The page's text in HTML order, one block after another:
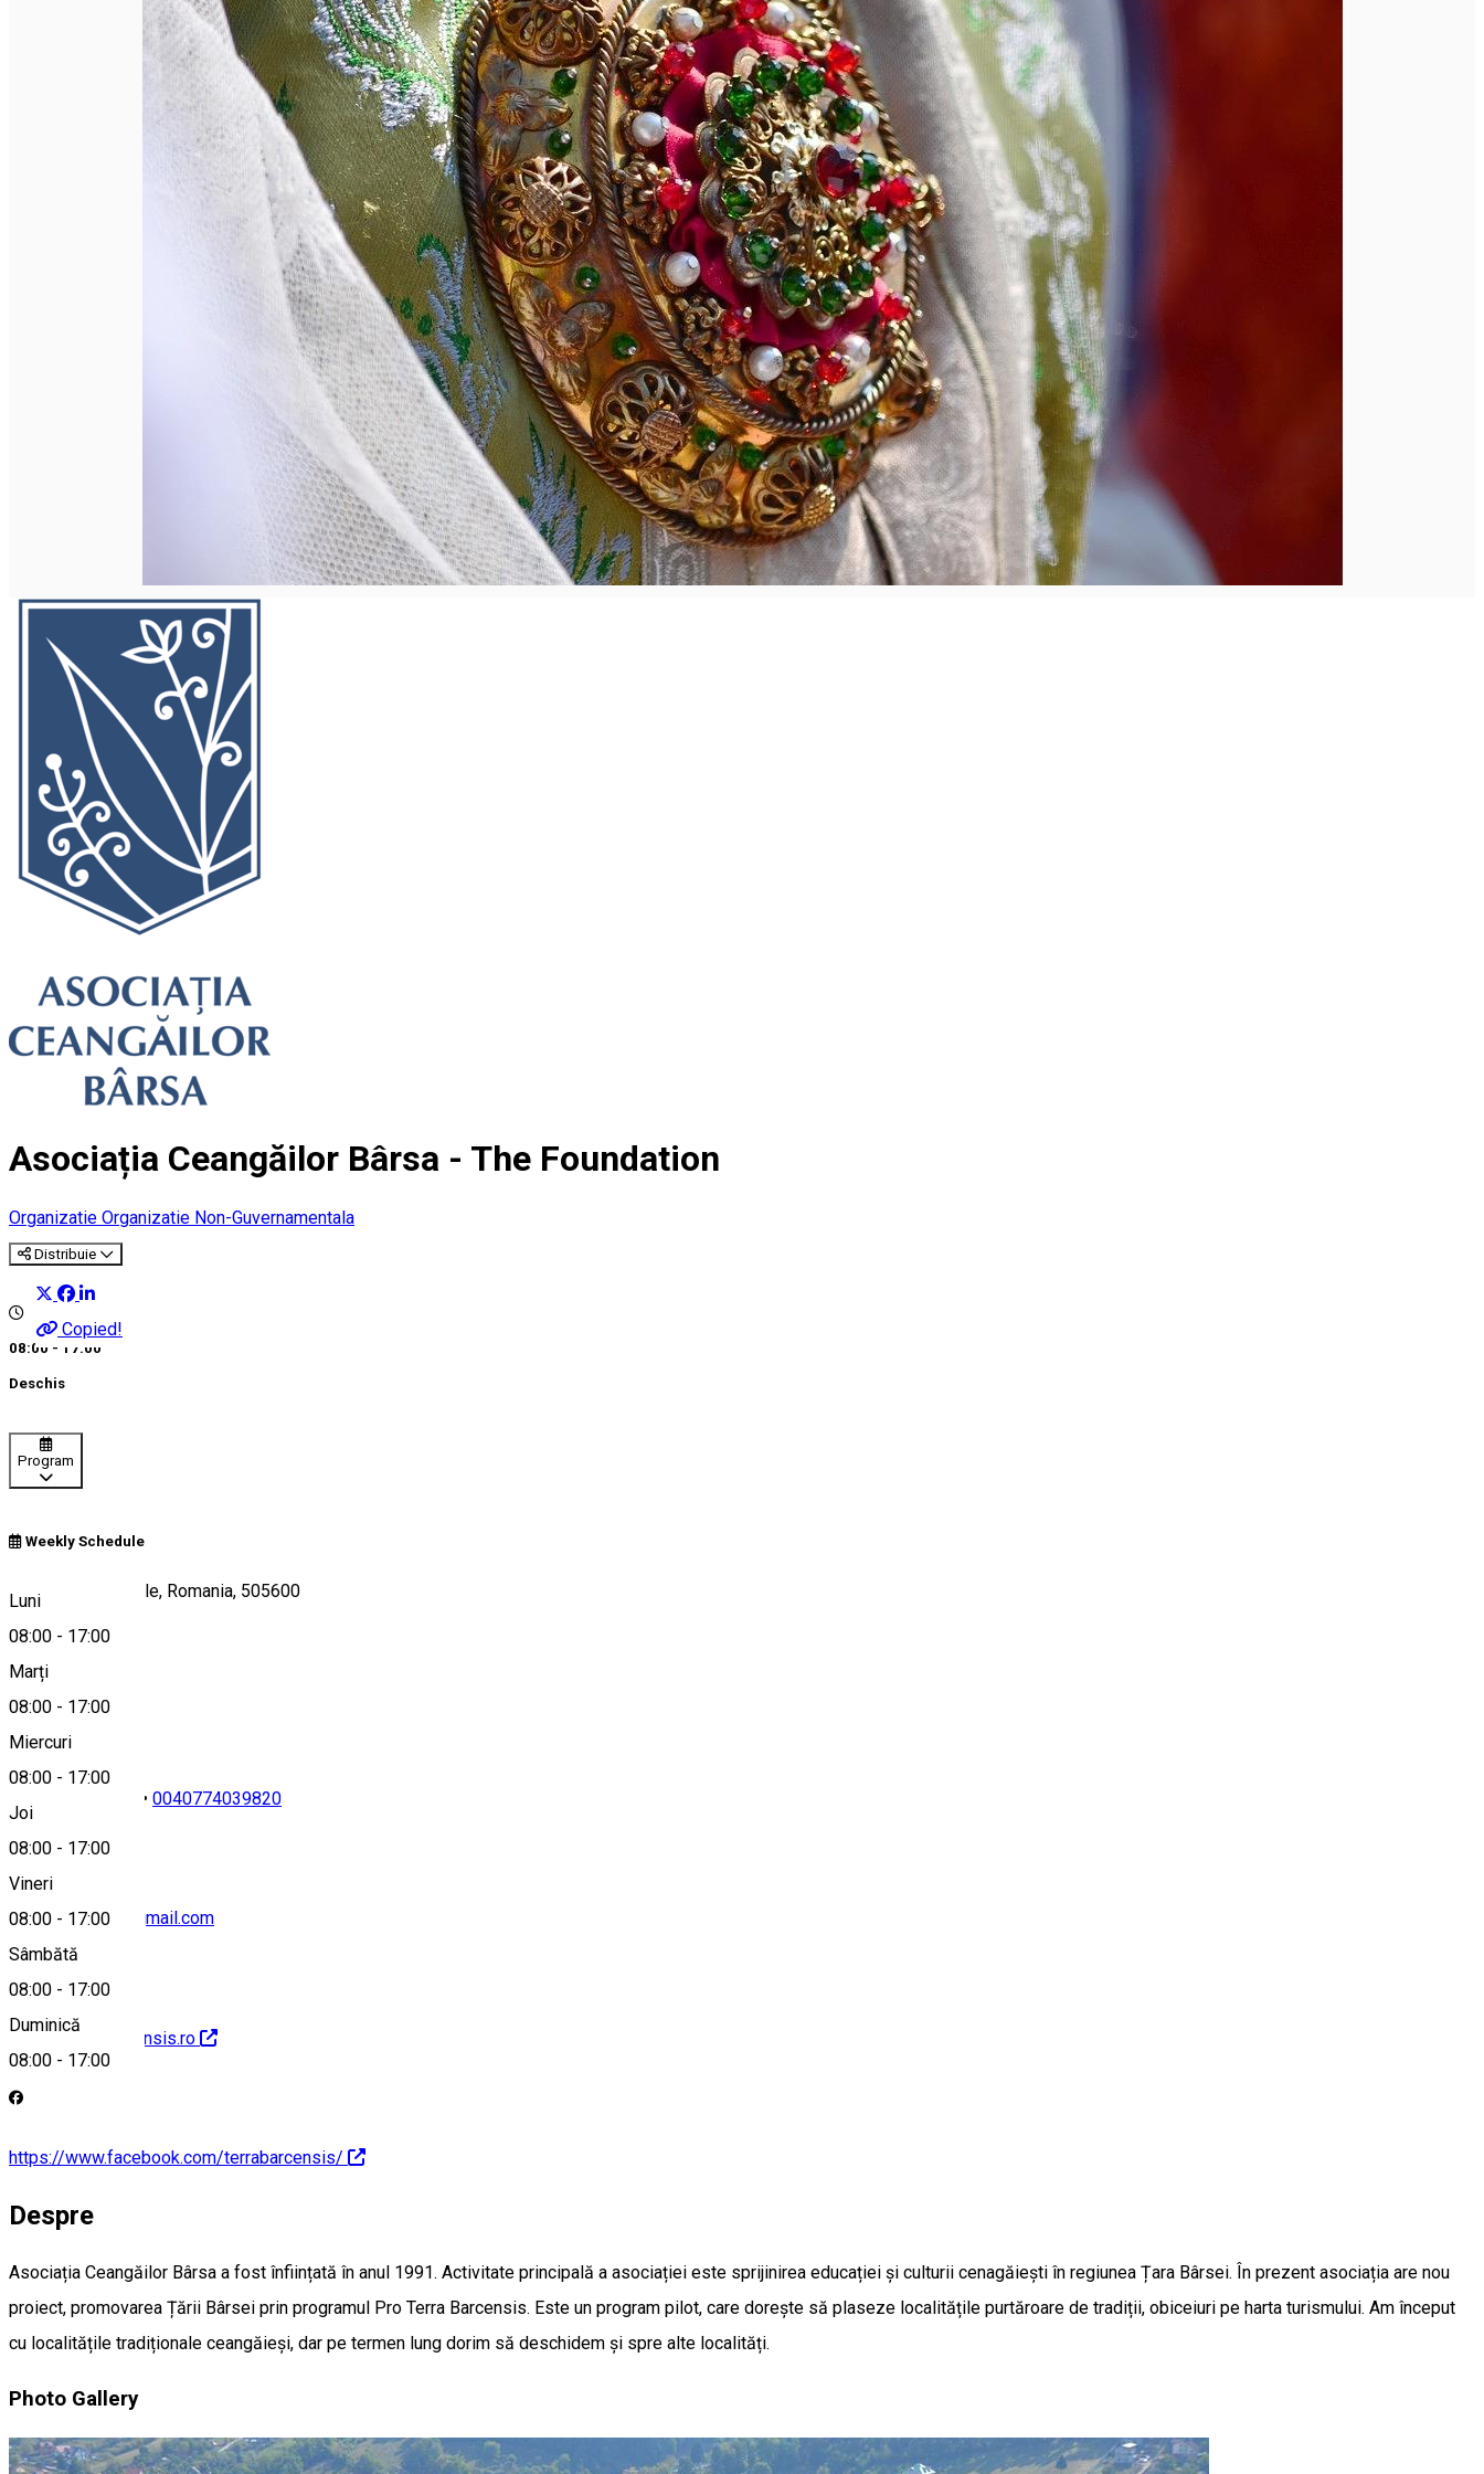
Asociația Ceangăilor Bârsa - The Foundation
Organizatie Organizatie Non-Guvernamentala
Distribuie
Copied!
08:00 - 17:00
Deschis
Program
Weekly Schedule
Luni
08:00 - 17:00
Marți
08:00 - 17:00
Miercuri
08:00 - 17:00
Joi
08:00 - 17:00
Vineri
08:00 - 17:00
Sâmbătă
08:00 - 17:00
Duminică
08:00 - 17:00
Zizinului 13, Sacele, Romania, 505600
Hartă
• 0040774039820
terrabarcensis@gmail.com
https://terrabarcensis.ro
https://www.facebook.com/terrabarcensis/
Despre
Asociația Ceangăilor Bârsa a fost înființată în anul 1991. Activitate principală a asociației este sprijinirea educației și culturii cenagăiești în regiunea Țara Bârsei. În prezent asociația are nou
proiect, promovarea Țării Bârsei prin programul Pro Terra Barcensis. Este un program pilot, care dorește să plaseze localitățile purtăroare de tradiții, obiceiuri pe harta turismului. Am început
cu localitățile tradiționale ceangăieși, dar pe termen lung dorim să deschidem și spre alte localități.
Photo Gallery